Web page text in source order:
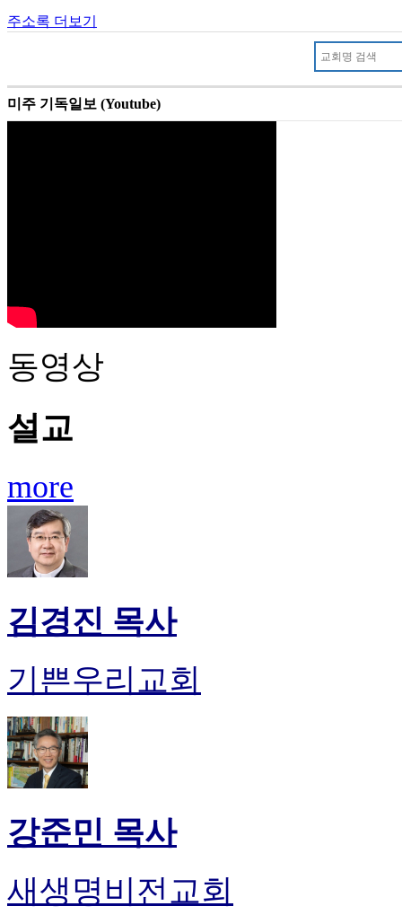
주소록 더보기
미주 기독일보 (Youtube)
동영상
설교
more
김경진 목사
기쁜우리교회
강준민 목사
새생명비전교회